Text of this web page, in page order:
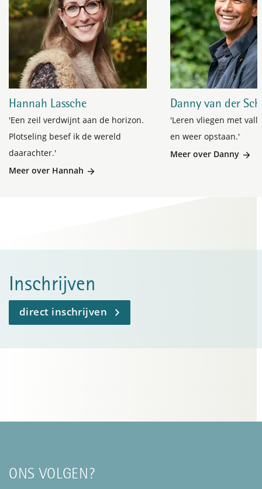
Hannah Lassche
'Een zeil verdwijnt aan de horizon.
Plotseling besef ik de wereld
daarachter.'
Meer over Hannah
Danny van der
'Leren vliegen met
en weer opstaan.'
Meer over Danny
Inschrijven
direct inschrijven
ONS VOLGEN?